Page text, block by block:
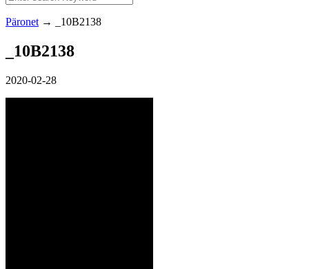
Päronet → _10B2138
_10B2138
2020-02-28